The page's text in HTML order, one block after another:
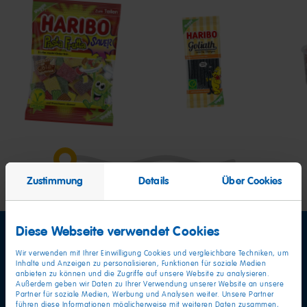
Zustimmung Details Über Cookies
Diese Webseite verwendet Cookies
Wir verwenden mit Ihrer Einwilligung Cookies und vergleichbare Techniken, um
Inhalte und Anzeigen zu personalisieren, Funktionen für soziale Medien
anbieten zu können und die Zugriffe auf unsere Website zu analysieren.
Außerdem geben wir Daten zu Ihrer Verwendung unserer Website an unsere
Partner für soziale Medien, Werbung und Analysen weiter. Unsere Partner
führen diese Informationen möglicherweise mit weiteren Daten zusammen,
Pasta
Frutta